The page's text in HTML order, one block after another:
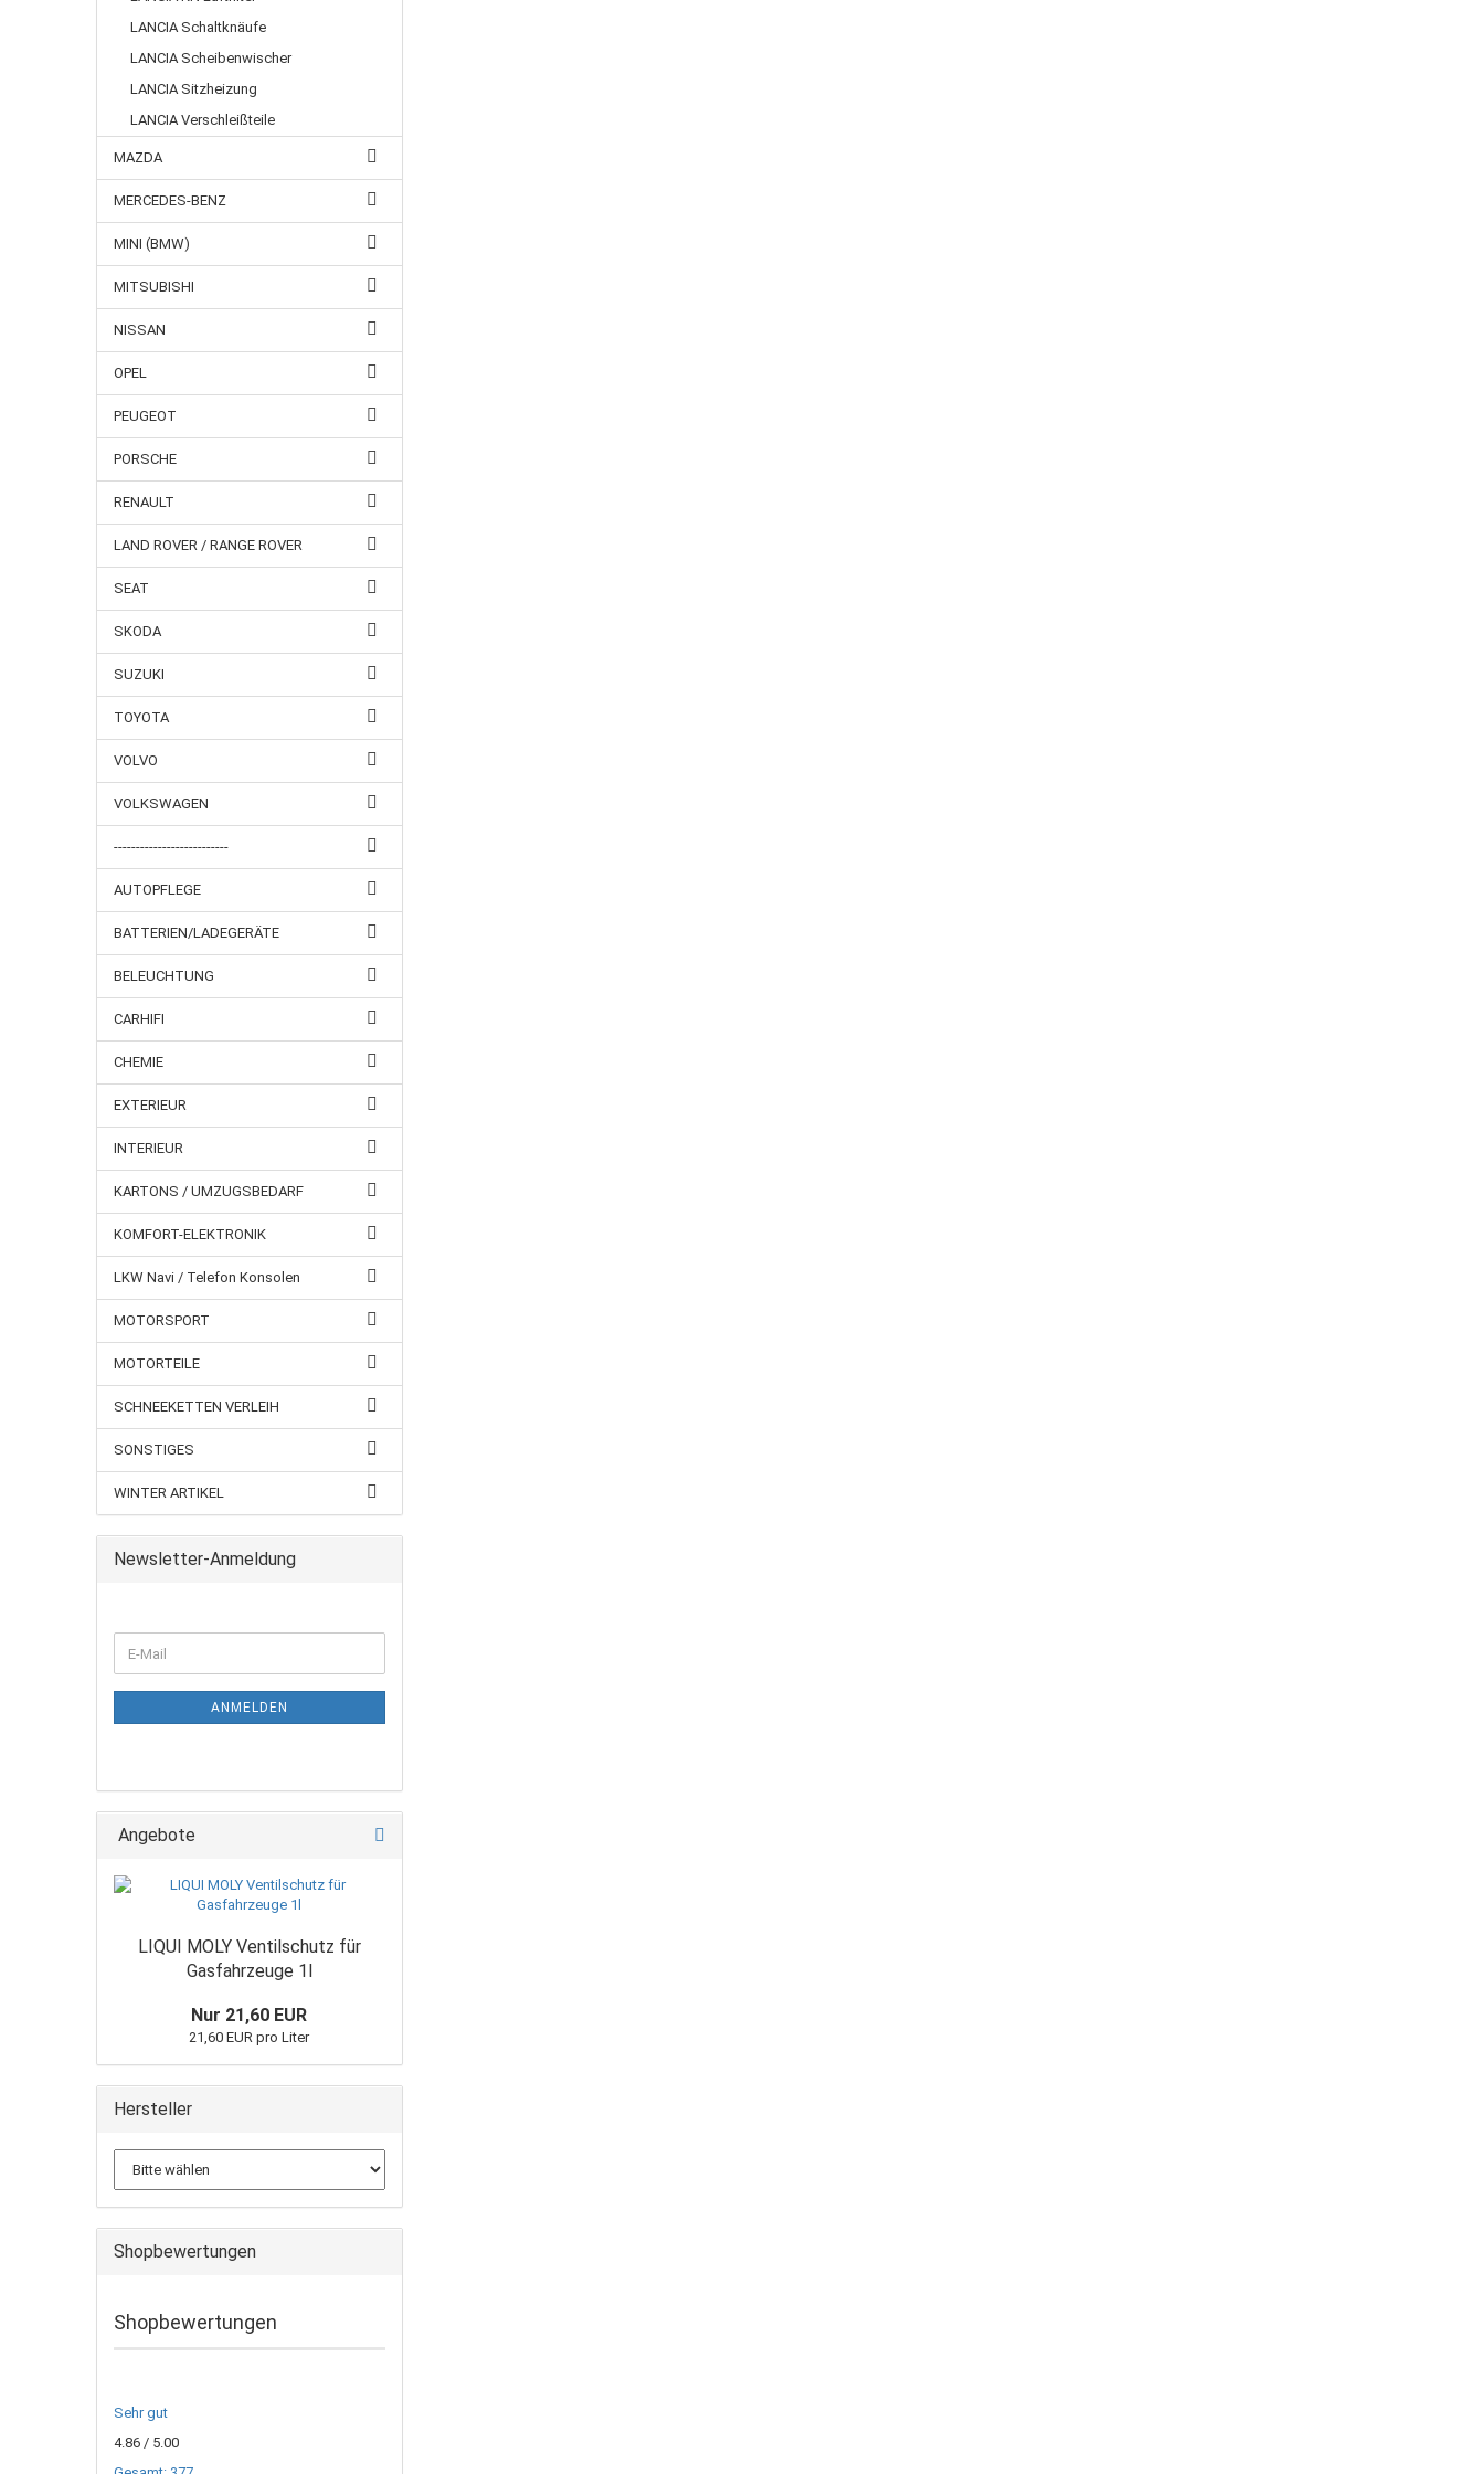
LANCIA Schaltknäufe
LANCIA Scheibenwischer
LANCIA Sitzheizung
LANCIA Verschleißteile
MAZDA
MERCEDES-BENZ
MINI (BMW)
MITSUBISHI
NISSAN
OPEL
PEUGEOT
PORSCHE
RENAULT
LAND ROVER / RANGE ROVER
SEAT
SKODA
SUZUKI
TOYOTA
VOLVO
VOLKSWAGEN
--------------------------
AUTOPFLEGE
BATTERIEN/LADEGERÄTE
BELEUCHTUNG
CARHIFI
CHEMIE
EXTERIEUR
INTERIEUR
KARTONS / UMZUGSBEDARF
KOMFORT-ELEKTRONIK
LKW Navi / Telefon Konsolen
MOTORSPORT
MOTORTEILE
SCHNEEKETTEN VERLEIH
SONSTIGES
WINTER ARTIKEL
Newsletter-Anmeldung
ANMELDEN
Angebote
LIQUI MOLY Ventilschutz für
Gasfahrzeuge 1l
Nur 21,60 EUR
21,60 EUR pro Liter
Hersteller
Shopbewertungen
Shopbewertungen
Sehr gut
4.86 / 5.00